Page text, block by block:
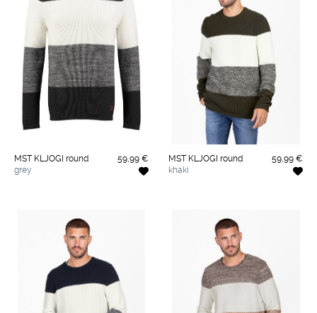
MST KLJOGI round
grey
59,99 €
MST KLJOGI round
khaki
59,99 €